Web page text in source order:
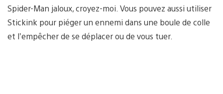
Spider-Man jaloux, croyez-moi. Vous pouvez aussi utiliser
Stickink pour piéger un ennemi dans une boule de colle
et l’empêcher de se déplacer ou de vous tuer.